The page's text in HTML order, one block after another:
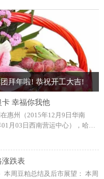
拜年啦! 恭祝开工大吉!
幸福你我他
州（2015年12月9日华南
月03日西南营运中心），哈尔
北营运中心）隆重召开了三场
的主题热烈展开。 2015年虽
银卡集团经营得还是红红火
服务，高技术创新，高速度发
跌表
周豆粕总结及后市展望： 本周